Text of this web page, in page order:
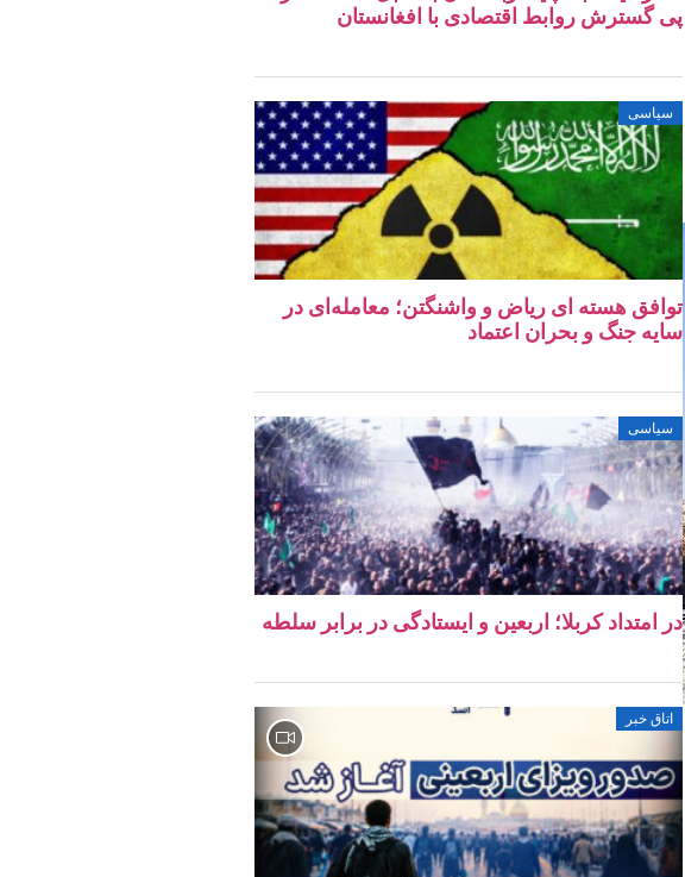
پی گسترش روابط اقتصادی با افغانستان
سیاسی
توافق هسته‌ ای ریاض و واشنگتن؛ معامله‌ای در
سایه جنگ و بحران اعتماد
سیاسی
در امتداد کربلا؛ اربعین و ایستادگی در برابر سلطه
اتاق خبر